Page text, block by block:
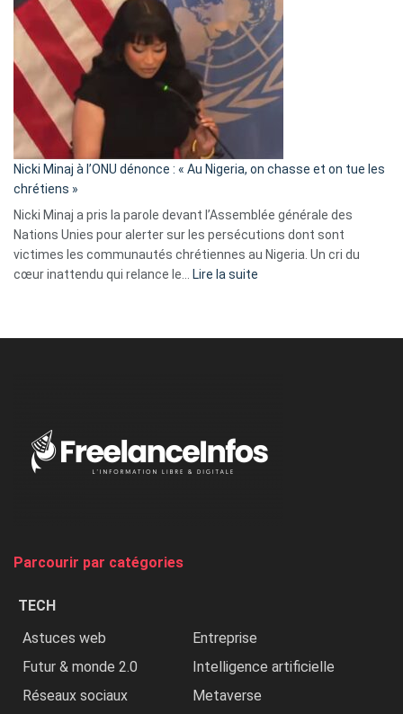
Tegnér
exulte
« Zemmour
a
tout
parle
ses
tripes »
Nicki Minaj à l’ONU dénonce : « Au Nigeria, on chasse et on tue les
chrétiens »
Nicki Minaj a pris la parole devant l’Assemblée générale des
Nations Unies pour alerter sur les persécutions dont sont
victimes les communautés chrétiennes au Nigeria. Un cri du
cœur inattendu qui relance le…
Lire la suite
Nigeria,
Parcourir par catégories
TECH
Astuces web
Entreprise
Futur & monde 2.0
Intelligence artificielle
Réseaux sociaux
Metaverse